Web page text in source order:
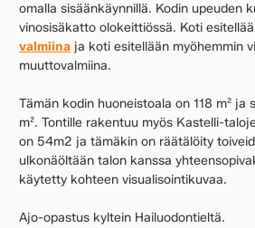
omalla sisäänkäynnillä. Kodin upeuden
vinosisäkatto olokeittiössä. Koti
valmiina ja koti esitellään myöhemmin
muuttovalmiina.
Tämän kodin huoneistoala on 118 m² ja
m². Tontille rakentuu myös Kastelli-
on 54m2 ja tämäkin on räätälöity
ulkonäöltään talon kanssa
käytetty kohteen visualisointikuvaa.
Ajo-opastus kyltein Hailuodontieltä.